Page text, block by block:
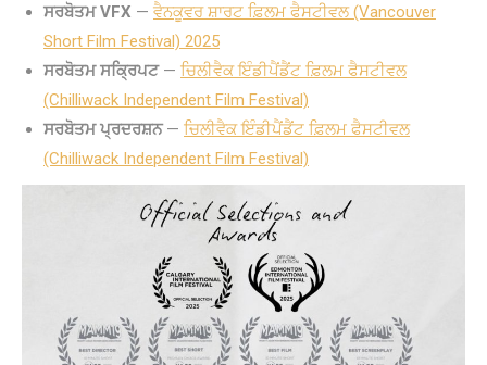
ਸਰਬੋਤਮ VFX — ਵੈਨਕੂਵਰ ਸ਼ਾਰਟ ਫ਼ਿਲਮ ਫੈਸਟੀਵਲ (Vancouver
Short Film Festival) 2025
ਸਰਬੋਤਮ ਸਕ੍ਰਿਪਟ— ਚਿਲੀਵੈਕ ਇੰਡੀਪੈਂਡੈਂਟ ਫ਼ਿਲਮ ਫੈਸਟੀਵਲ
(Chilliwack Independent Film Festival)
ਸਰਬੋਤਮ ਪ੍ਰਦਰਸ਼ਨ— ਚਿਲੀਵੈਕ ਇੰਡੀਪੈਂਡੈਂਟ ਫ਼ਿਲਮ ਫੈਸਟੀਵਲ
(Chilliwack Independent Film Festival)